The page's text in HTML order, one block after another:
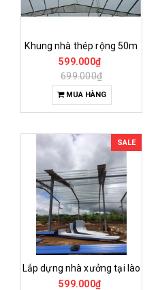
Khung nhà thép rộng 50m
599.000₫
699.000₫
MUA HÀNG
SALE
Lắp dựng nhà xưởng tại lào
599.000₫